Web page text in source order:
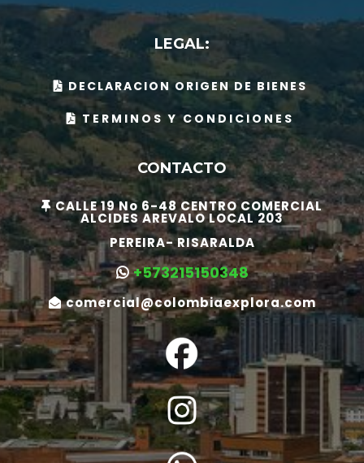
LEGAL:
DECLARACION ORIGEN DE BIENES
TERMINOS Y CONDICIONES
CONTACTO
CALLE 19 No 6-48 CENTRO COMERCIAL
ALCIDES AREVALO LOCAL 203
PEREIRA- RISARALDA
+573215150348
comercial@colombiaexplora.com